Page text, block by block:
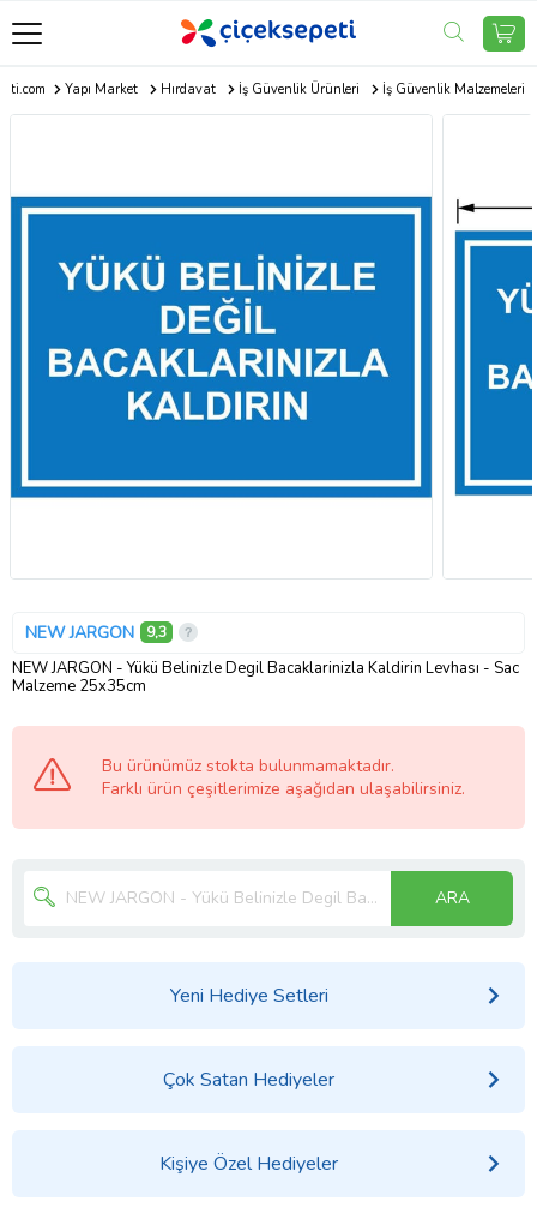
Yapı Market Hırdavat İş Güvenlik Ürünleri İş Güvenlik Malzemeleri
NEW JARGON 9,3
NEW JARGON - Yükü Belinizle Degil Bacaklarinizla Kaldirin Levhası - Sac
Malzeme 25x35cm
Bu ürünümüz stokta bulunmamaktadır.
Farklı ürün çeşitlerimize aşağıdan ulaşabilirsiniz.
ARA
Yeni Hediye Setleri
Çok Satan Hediyeler
Kişiye Özel Hediyeler